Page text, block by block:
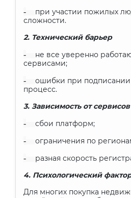
-
при участии пожилых
сложности.
2. Технический барьер
-
не все уверенно
сервисами;
-
ошибки при подписании
процесс.
3. Зависимость от сервисов
- сбои платформ;
- ограничения по
-
разная скорость
4. Психологический
Для многих покупка